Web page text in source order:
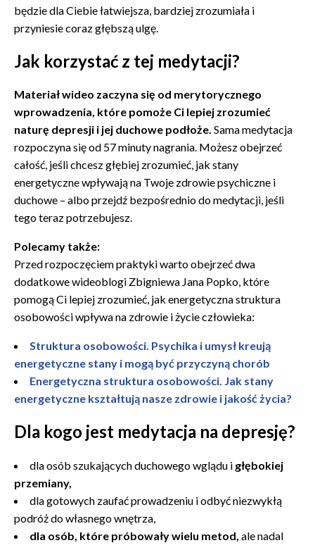
będzie dla Ciebie łatwiejsza, bardziej zrozumiała i
przyniesie coraz głębszą ulgę.
Jak korzystać z tej medytacji?
Materiał wideo zaczyna się od merytorycznego
wprowadzenia, które pomoże Ci lepiej zrozumieć
naturę depresji i jej duchowe podłoże. Sama medytacja
rozpoczyna się od 57 minuty nagrania. Możesz obejrzeć
całość, jeśli chcesz głębiej zrozumieć, jak stany
energetyczne wpływają na Twoje zdrowie psychiczne i
duchowe – albo przejdź bezpośrednio do medytacji, jeśli
tego teraz potrzebujesz.
Polecamy także:
Przed rozpoczęciem praktyki warto obejrzeć dwa
dodatkowe wideoblogi Zbigniewa Jana Popko, które
pomogą Ci lepiej zrozumieć, jak energetyczna struktura
osobowości wpływa na zdrowie i życie człowieka:
Struktura osobowości. Psychika i umysł kreują
energetyczne stany i mogą być przyczyną chorób
Energetyczna struktura osobowości. Jak stany
energetyczne kształtują nasze zdrowie i jakość życia?
Dla kogo jest medytacja na depresję?
dla osób szukających duchowego wglądu i głębokiej
przemiany,
dla gotowych zaufać prowadzeniu i odbyć niezwykłą
podróż do własnego wnętrza,
dla osób, które próbowały wielu metod, ale nadal